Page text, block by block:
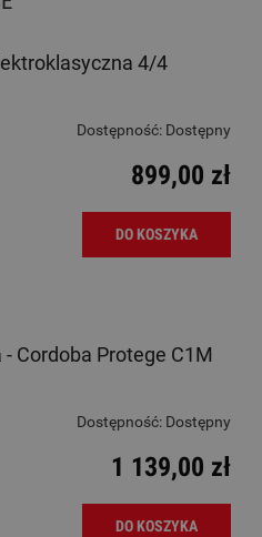
4/4
Dostępność: Dostępny
899,00 zł
DO KOSZYKA
Cordoba Protege C1M
Dostępność: Dostępny
1 139,00 zł
DO KOSZYKA